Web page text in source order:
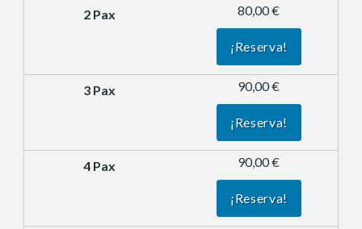
80,00 €
¡Reserva!
90,00 €
¡Reserva!
90,00 €
¡Reserva!